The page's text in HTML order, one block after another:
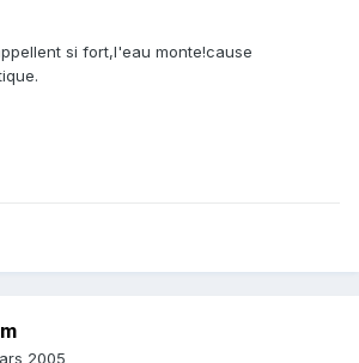
si fort,l'eau monte!cause
2005